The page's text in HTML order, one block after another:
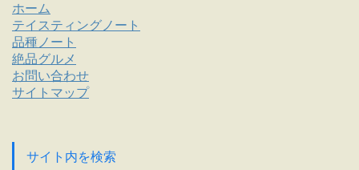
ホーム
テイスティングノート
品種ノート
絶品グルメ
お問い合わせ
サイトマップ
サイト内を検索